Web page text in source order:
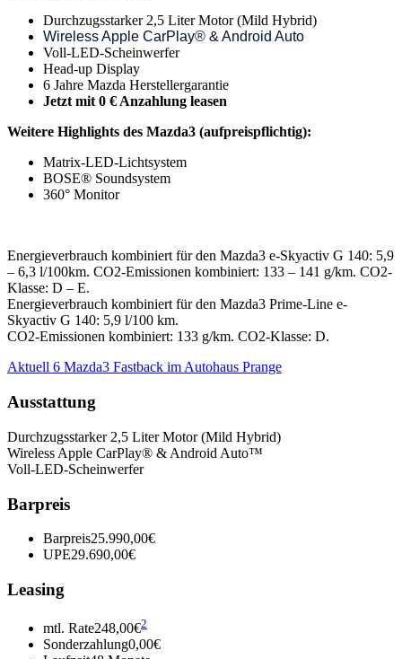
Durchzugsstarker 2,5 Liter Motor (Mild Hybrid)
Wireless Apple CarPlay® & Android Auto
Voll-LED-Scheinwerfer
Head-up Display
6 Jahre Mazda Herstellergarantie
Jetzt mit 0 € Anzahlung leasen
Weitere Highlights des Mazda3 (aufpreispflichtig):
Matrix-LED-Lichtsystem
BOSE® Soundsystem
360° Monitor
Energieverbrauch kombiniert für den Mazda3 e-Skyactiv G 140: 5,9
– 6,3 l/100km. CO2-Emissionen kombiniert: 133 – 141 g/km. CO2-
Klasse: D – E.
Energieverbrauch kombiniert für den Mazda3 Prime-Line e-
Skyactiv G 140: 5,9 l/100 km.
CO2-Emissionen kombiniert: 133 g/km. CO2-Klasse: D.
Aktuell 6 Mazda3 Fastback im Autohaus Prange
Ausstattung
Durchzugsstarker 2,5 Liter Motor (Mild Hybrid)
Wireless Apple CarPlay® & Android Auto™
Voll-LED-Scheinwerfer
Barpreis
Barpreis25.990,00€
UPE29.690,00€
Leasing
mtl. Rate248,00€2
Sonderzahlung0,00€